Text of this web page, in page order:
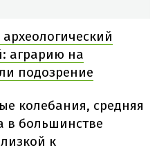
археологический
аграрию на
подозрение
колебания, средняя
в большинстве
к